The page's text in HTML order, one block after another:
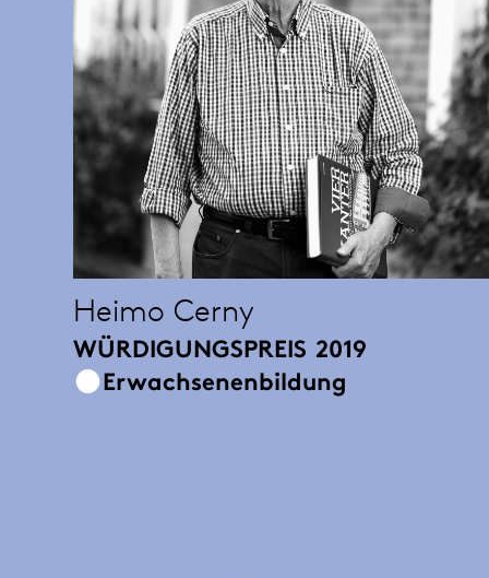
Heimo Cerny
WÜRDIGUNGSPREIS 2019
Erwachsenenbildung